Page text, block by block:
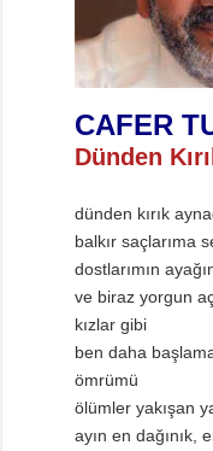
CAFER
Dünden
dünden kırık
balkır saçlarıma
dostlarımın
ve biraz yorgun
kızlar gibi
ben daha
ömrümü
ölümler yakışan
ayın en dağınık,